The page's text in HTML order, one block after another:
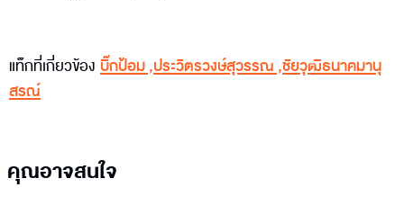
แท็กที่เกี่ยวข้อง บิ๊กป้อม,ประวิตรวงษ์สุวรรณ ,ชัยวุฒิธนาคมานุ
สรณ์
คุณอาจสนใจ